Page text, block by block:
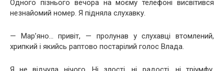
Одного пізнього вечора на моєму телефоні висвітився
незнайомий номер. Я підняла слухавку.
— Мар’яно… привіт, — пролунав у слухавці втомлений,
хрипкий і якийсь раптово постарілий голос Влада.